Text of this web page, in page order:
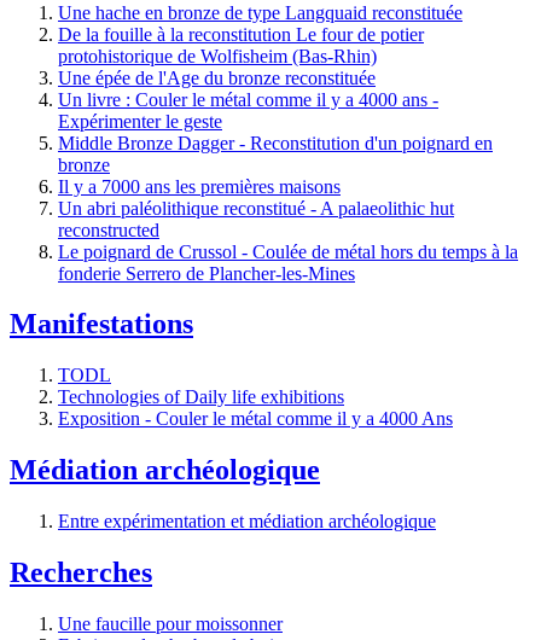
Une hache en bronze de type Langquaid reconstituée
De la fouille à la reconstitution Le four de potier
protohistorique de Wolfisheim (Bas-Rhin)
Une épée de l'Age du bronze reconstituée
Un livre : Couler le métal comme il y a 4000 ans -
Expérimenter le geste
Middle Bronze Dagger - Reconstitution d'un poignard en
bronze
Il y a 7000 ans les premières maisons
Un abri paléolithique reconstitué - A palaeolithic hut
reconstructed
Le poignard de Crussol - Coulée de métal hors du temps à la
fonderie Serrero de Plancher-les-Mines
Manifestations
TODL
Technologies of Daily life exhibitions
Exposition - Couler le métal comme il y a 4000 Ans
Médiation archéologique
Entre expérimentation et médiation archéologique
Recherches
Une faucille pour moissonner